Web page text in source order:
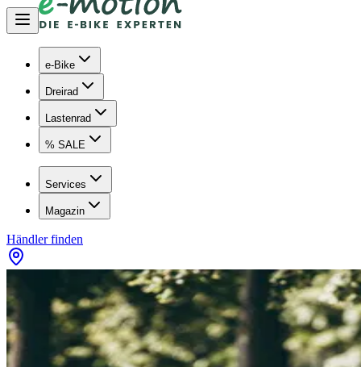
e-Bike
Dreirad
Lastenrad
% SALE
Services
Magazin
Händler finden